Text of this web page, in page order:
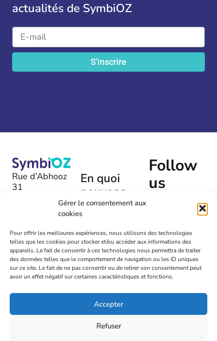
Gérer le consentement aux
cookies
Pour offrir les meilleures expériences, nous utilisons des technologies
telles que les cookies pour stocker et/ou accéder aux informations des
appareils. Le fait de consentir à ces technologies nous permettra de traiter
des données telles que le comportement de navigation ou les ID uniques
sur ce site. Le fait de ne pas consentir ou de retirer son consentement peut
avoir un effet négatif sur certaines caractéristiques et fonctions.
Accepter
Refuser
actualités de SymbiOZ
S'inscrire
Rue d’Abhooz
31
+32 (0)475
54 00 72
info@symbioz.org
En quoi
pouvons-
nous
vous aider
?
Laissez-
nous un
message
Follow
us